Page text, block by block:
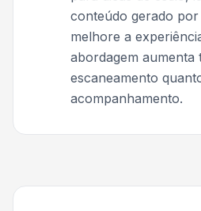
conteúdo gerado
melhore a
abordagem aumenta
escaneamento
acompanhamento.